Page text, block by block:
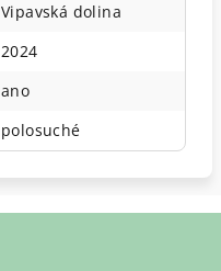
Vipavská dolina
2024
ano
polosuché